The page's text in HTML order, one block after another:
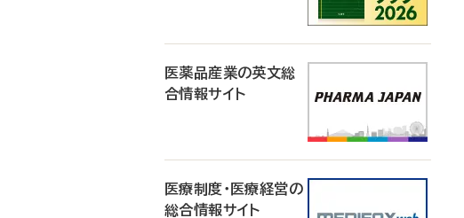
医薬品産業の英文総
合情報サイト
医療制度・医療経営の
総合情報サイト